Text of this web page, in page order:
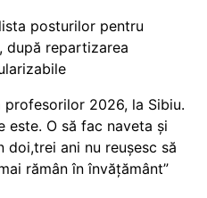
posturilor pentru
după repartizarea
2026, la Sibiu.
este. O să fac naveta și
doi,trei ani nu reușesc să
rămân în învățământ”